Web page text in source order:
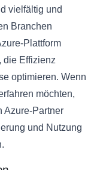
vielfältig und
Branchen
Plattform
die Effizienz
optimieren. Wenn
möchten,
Azure-Partner
und Nutzung